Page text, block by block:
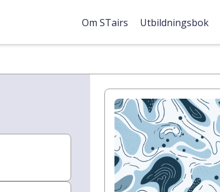
Om STairs Utbildningsbok